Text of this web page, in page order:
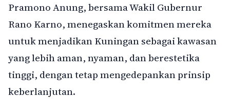
Pramono Anung, bersama Wakil Gubernur
Rano Karno, menegaskan komitmen mereka
untuk menjadikan Kuningan sebagai kawasan
yang lebih aman, nyaman, dan berestetika
tinggi, dengan tetap mengedepankan prinsip
keberlanjutan.